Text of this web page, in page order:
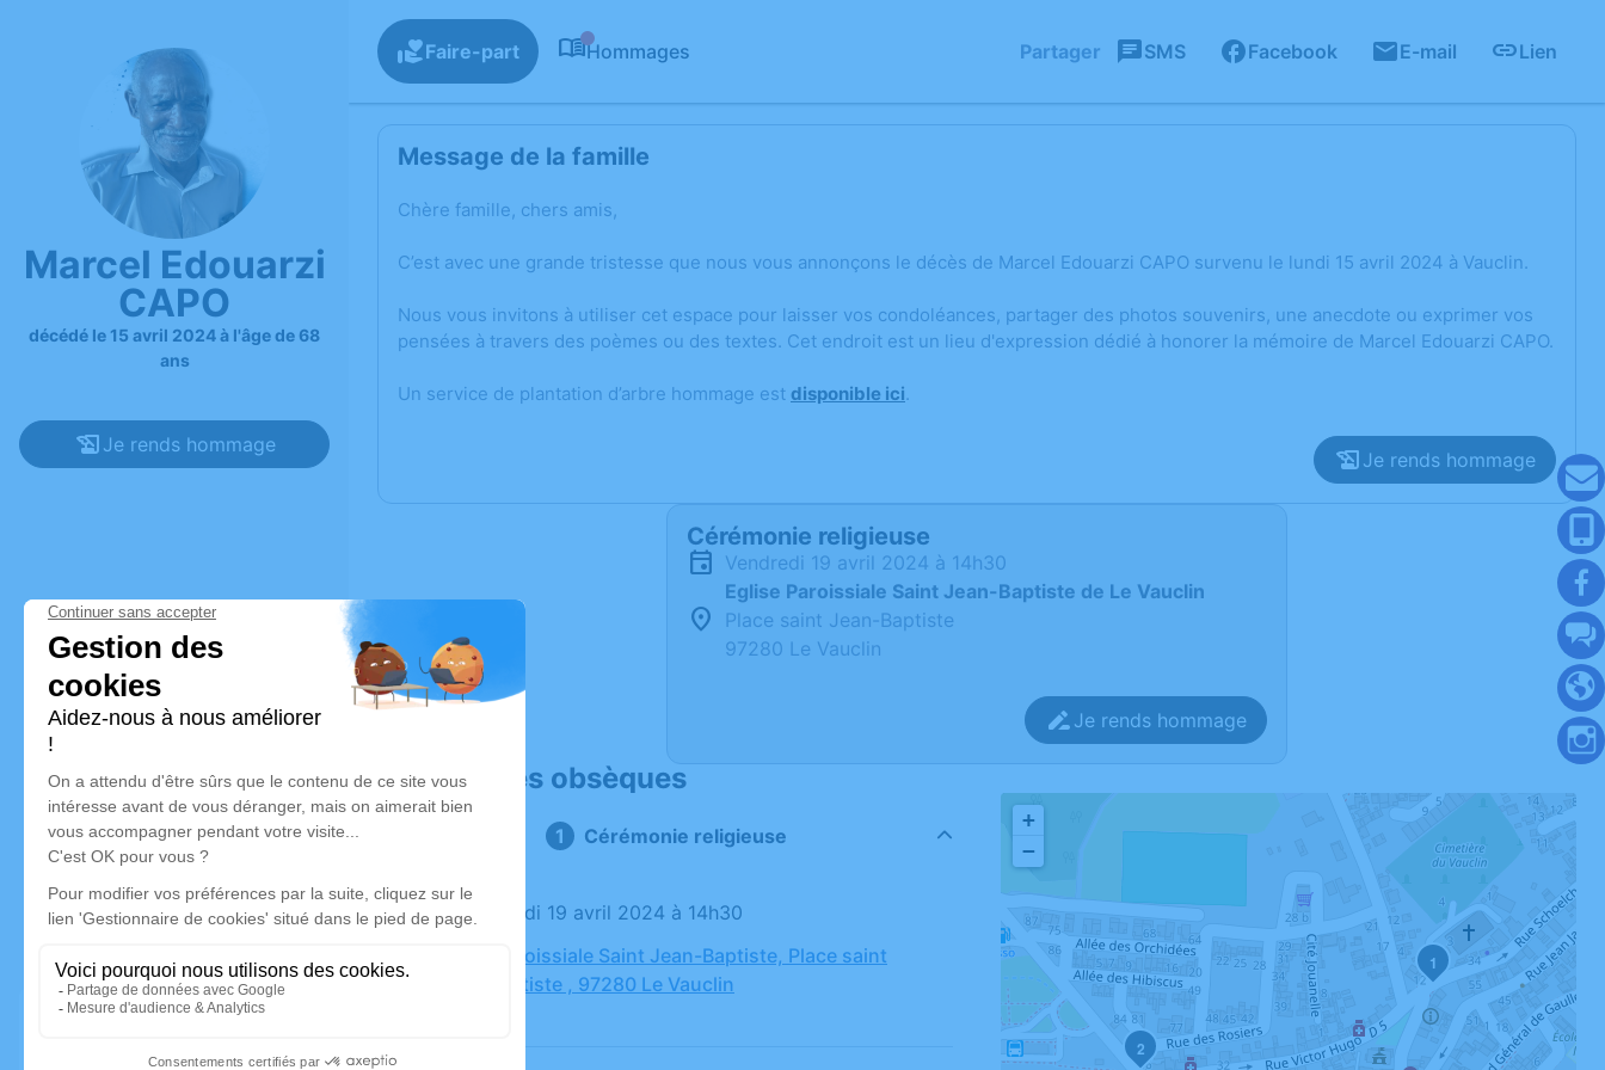
Marcel Edouarzi
CAPO
décédé le 15 avril 2024 à l'âge de 68
ans
Je rends hommage
Faire-part Hommages Partager SMS Facebook E-mail Lien
Message de la famille
Chère famille, chers amis,
C’est avec une grande tristesse que nous vous annonçons le décès de Marcel Edouarzi CAPO survenu le lundi 15 avril 2024 à Vauclin.
Nous vous invitons à utiliser cet espace pour laisser vos condoléances, partager des photos souvenirs, une anecdote ou exprimer vos
pensées à travers des poèmes ou des textes. Cet endroit est un lieu d'expression dédié à honorer la mémoire de Marcel Edouarzi CAPO.
Un service de plantation d’arbre hommage est disponible ici.
Je rends hommage
Cérémonie religieuse
vendredi 19 avril 2024 à 14h30
Eglise Paroissiale Saint Jean-Baptiste de Le Vauclin
Place saint Jean-Baptiste
97280 Le Vauclin
Je rends hommage
Déroulé des obsèques
Cérémonie religieuse
Le vendredi 19 avril 2024 à 14h30
Eglise Paroissiale Saint Jean-Baptiste, Place saint
Jean-Baptiste , 97280 Le Vauclin
1
2
+
−